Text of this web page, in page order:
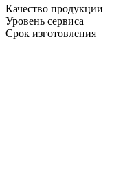
Качество продукции
Уровень сервиса
Срок изготовления